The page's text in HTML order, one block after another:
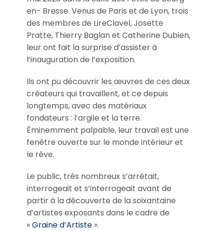
en- Bresse. Venus de Paris et de Lyon, trois
des membres de LireClavel, Josette
Pratte, Thierry Baglan et Catherine Dubien,
leur ont fait la surprise d’assister à
l’inauguration de l’exposition.
Ils ont pu découvrir les œuvres de ces deux
créateurs qui travaillent, et ce depuis
longtemps, avec des matériaux
fondateurs : l’argile et la terre.
Éminemment palpable, leur travail est une
fenêtre ouverte sur le monde intérieur et
le rêve.
Le public, très nombreux s’arrêtait,
interrogeait et s’interrogeait avant de
partir à la découverte de la soixantaine
d’artistes exposants dans le cadre de
«Graine d’Artiste ».